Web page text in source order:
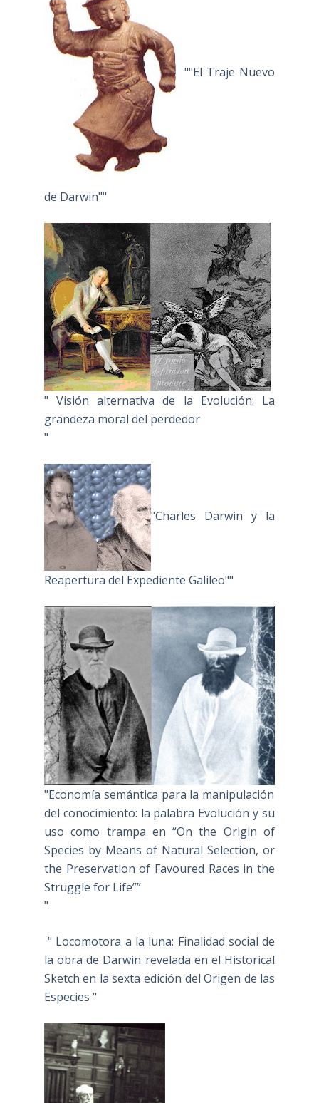
""El Traje Nuevo
de Darwin""
" Visión alternativa de la Evolución: La
grandeza moral del perdedor
"
"Charles Darwin y la
Reapertura del Expediente Galileo""
"Economía semántica para la manipulación
del conocimiento: la palabra Evolución y su
uso como trampa en “On the Origin of
Species by Means of Natural Selection, or
the Preservation of Favoured Races in the
Struggle for Life””
"
" Locomotora a la luna: Finalidad social de
la obra de Darwin revelada en el Historical
Sketch en la sexta edición del Origen de las
Especies "